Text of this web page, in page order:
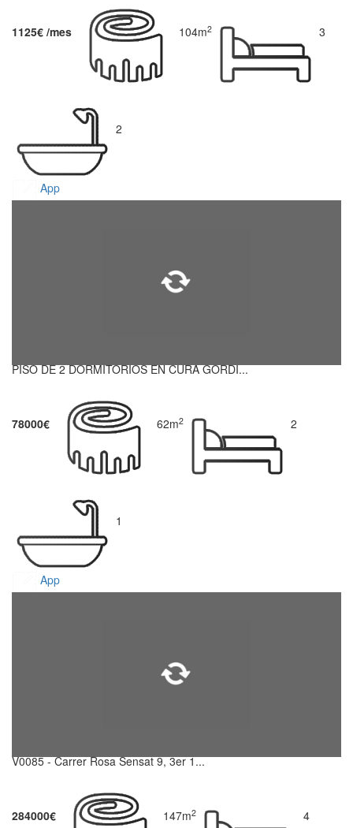
1125€ /mes 104m2 3
2
App
PISO DE 2 DORMITORIOS EN CURA GORDI...
78000€ 62m2 2
1
App
V0085 - Carrer Rosa Sensat 9, 3er 1...
284000€ 147m2 4